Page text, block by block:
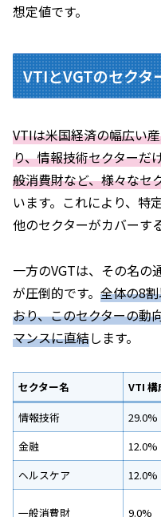
想定値です。
VTIとVGTのセクタ
VTIは米国経済の幅広い
り、情報技術セクターだ
般消費財など、様々なセ
います。これにより、特
他のセクターがカバーす
一方のVGTは、その名の
が圧倒的です。 全体の8
おり、このセクターの動
マンスに直結します。
セクター名 VTI 構
情報技術
29.0%
金融
12.0%
ヘルスケア
12.0%
一般消費財 9.0%